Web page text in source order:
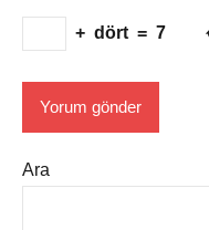
+ dört = 7
Ara